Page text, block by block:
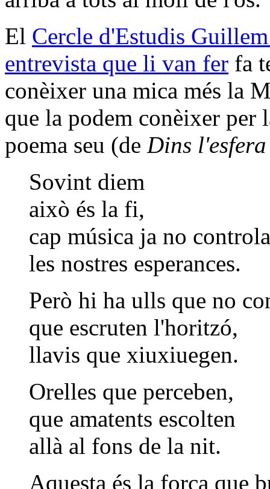
El Cercle d'Estudis
entrevista que li van fer fa
conèixer una mica més la
que la podem conèixer per
poema seu (de Dins
Sovint diem
això és la fi,
cap música ja no controla
les nostres esperances.
Però hi ha ulls que no
que escruten l'horitzó,
llavis que xiuxiuegen.
Orelles que perceben,
que amatents escolten
allà al fons de la nit.
Aquesta és la força que